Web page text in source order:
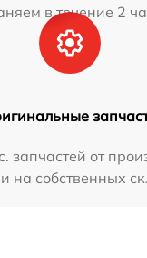
в течение 2
запчастей от
на собственных